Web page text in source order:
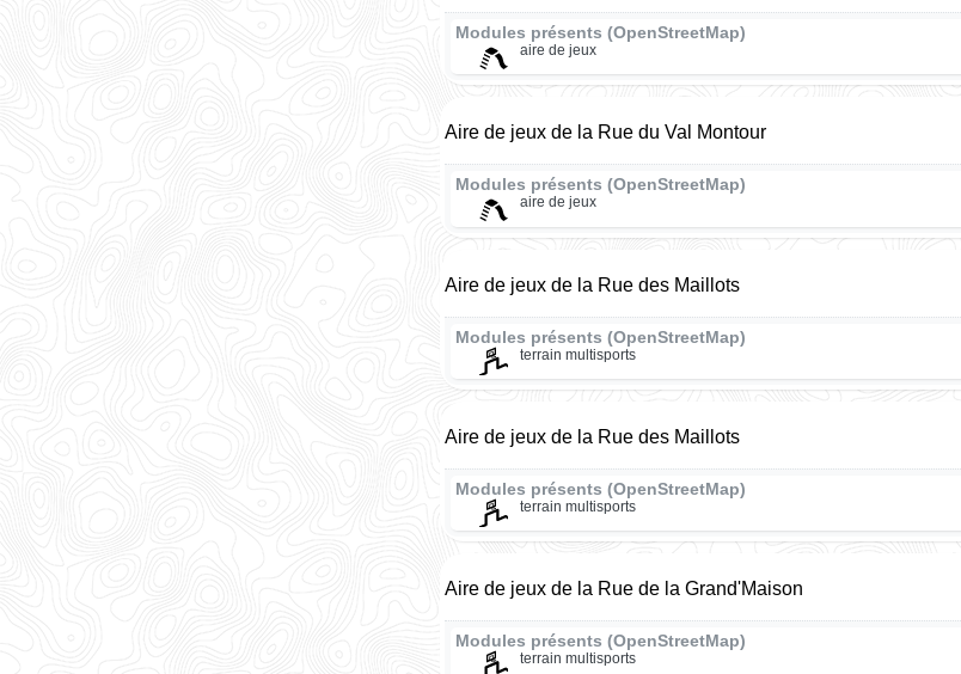
Modules présents (OpenStreetMap)
aire de jeux
Aire de jeux de la Rue du Val Montour
Modules présents (OpenStreetMap)
aire de jeux
Aire de jeux de la Rue des Maillots
Modules présents (OpenStreetMap)
terrain multisports
Aire de jeux de la Rue des Maillots
Modules présents (OpenStreetMap)
terrain multisports
Aire de jeux de la Rue de la Grand'Maison
Modules présents (OpenStreetMap)
terrain multisports